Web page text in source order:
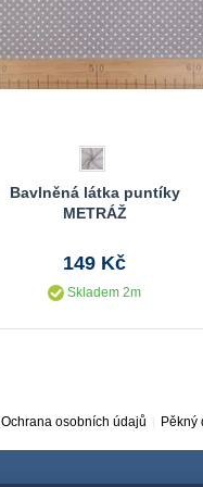
Bavlněná látka puntíky
METRÁŽ
149 Kč
Skladem 2m
Ochrana osobních údajů Pěkný